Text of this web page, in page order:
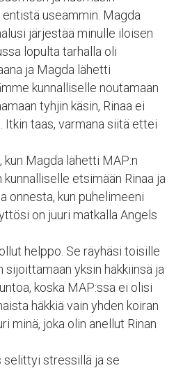
useammin. Magda
järjestää minulle iloisen
lopulta tarhalla oli
ja Magda lähetti
kunnalliselle noutamaan
tyhjin käsin, Rinaa ei
taas, varmana siitä ettei
kun Magda lähetti MAP:n
etsimään Rinaa ja
onnesta, kun puhelimeeni
on juuri matkalla Angels
helppo. Se räyhäsi toisille
sijoittamaan yksin häkkiinsä ja
koska MAP:ssa ei olisi
häkkiä vain yhden koiran
minä, joka olin anellut Rinan
selittyi stressillä ja se